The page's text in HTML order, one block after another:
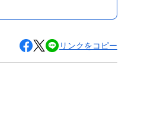
リンクをコピー